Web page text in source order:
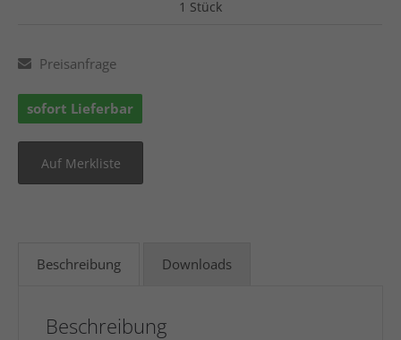
1 Stück
Preisanfrage
sofort Lieferbar
Beschreibung Downloads
Beschreibung